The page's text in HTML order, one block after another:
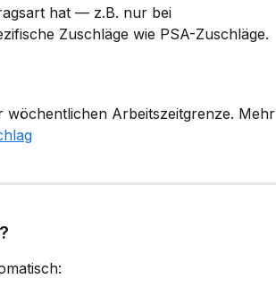
hat — z.B. nur bei
Zuschläge wie PSA-Zuschläge.
wöchentlichen Arbeitszeitgrenze. Mehr